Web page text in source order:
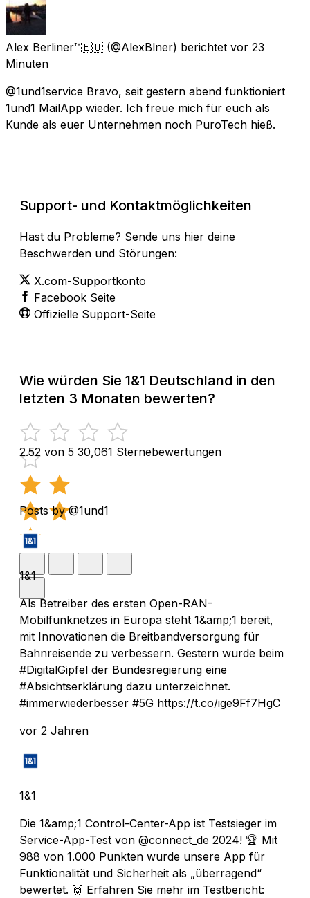
Alex Berliner™🇪🇺 (@AlexBlner) berichtet vor 23
Minuten
@1und1service Bravo, seit gestern abend funktioniert
1und1 MailApp wieder. Ich freue mich für euch als
Kunde als euer Unternehmen noch PuroTech hieß.
Support- und Kontaktmöglichkeiten
Hast du Probleme? Sende uns hier deine
Beschwerden und Störungen:
X.com-Supportkonto
Facebook Seite
Offizielle Support-Seite
Wie würden Sie 1&1 Deutschland in den
letzten 3 Monaten bewerten?
2.52 von 5 30,061 Sternebewertungen
Posts by @1und1
1&1
Als Betreiber des ersten Open-RAN-
Mobilfunknetzes in Europa steht 1&amp;1 bereit,
mit Innovationen die Breitbandversorgung für
Bahnreisende zu verbessern. Gestern wurde beim
#DigitalGipfel der Bundesregierung eine
#Absichtserklärung dazu unterzeichnet.
#immerwiederbesser #5G https://t.co/ige9Ff7HgC
vor 2 Jahren
1&1
Die 1&amp;1 Control-Center-App ist Testsieger im
Service-App-Test von @connect_de 2024! 🏆 Mit
988 von 1.000 Punkten wurde unsere App für
Funktionalität und Sicherheit als „überragend“
bewertet. 🙌 Erfahren Sie mehr im Testbericht: